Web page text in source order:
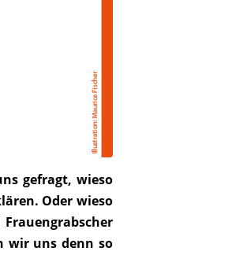
gefragt, wieso
Oder wieso
wir uns denn so